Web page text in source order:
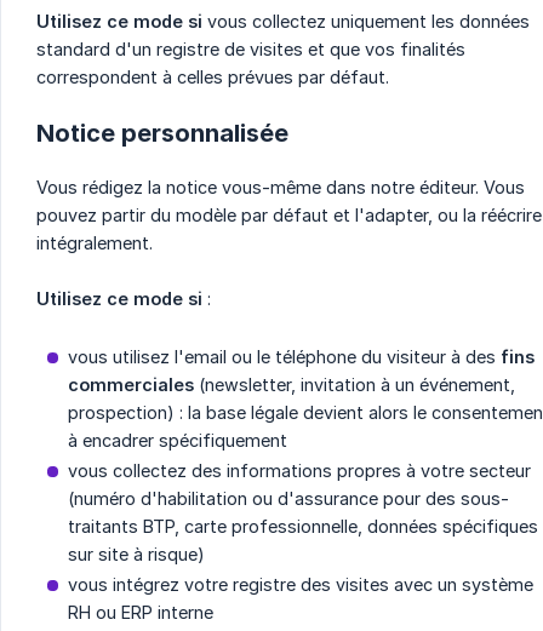
Utilisez ce mode si vous collectez uniquement les données
standard d'un registre de visites et que vos finalités
correspondent à celles prévues par défaut.
Notice personnalisée
Vous rédigez la notice vous-même dans notre éditeur. Vous
pouvez partir du modèle par défaut et l'adapter, ou la réécrire
intégralement.
Utilisez ce mode si :
vous utilisez l'email ou le téléphone du visiteur à des fins
commerciales (newsletter, invitation à un événement,
prospection) : la base légale devient alors le
à encadrer spécifiquement
vous collectez des informations propres à votre secteur
(numéro d'habilitation ou d'assurance pour des sous-
traitants BTP, carte professionnelle, données spécifiques
sur site à risque)
vous intégrez votre registre des visites avec un système
RH ou ERP interne